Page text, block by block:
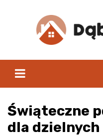
Świąteczne
dla dzielnych